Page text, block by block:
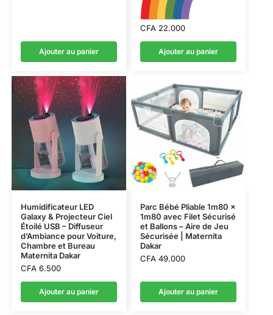
Ajouter au panier
CFA22.000
Ajouter au panier
Humidificateur LED
Galaxy & Projecteur Ciel
Étoilé USB – Diffuseur
d’Ambiance pour Voiture,
Chambre et Bureau
Maternita Dakar
CFA6.500
Ajouter au panier
Parc Bébé Pliable 1m80 x
1m80 avec Filet Sécurisé
et Ballons – Aire de Jeu
Sécurisée | Maternita
Dakar
CFA49.000
Ajouter au panier